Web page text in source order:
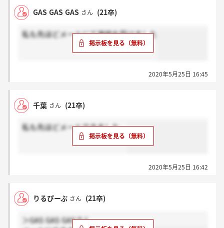
GAS GAS GAS さん (21卒)
私も先ほどメールにて連絡を受けました
2020年5月25日 16:45
千葉 さん (21卒)
私も先ほどメールできました。
2020年5月25日 16:42
りるぴーぷ さん (21卒)
＞GAS GAS GASさん